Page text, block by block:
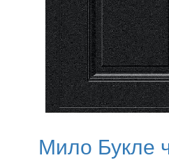
Мило Букле